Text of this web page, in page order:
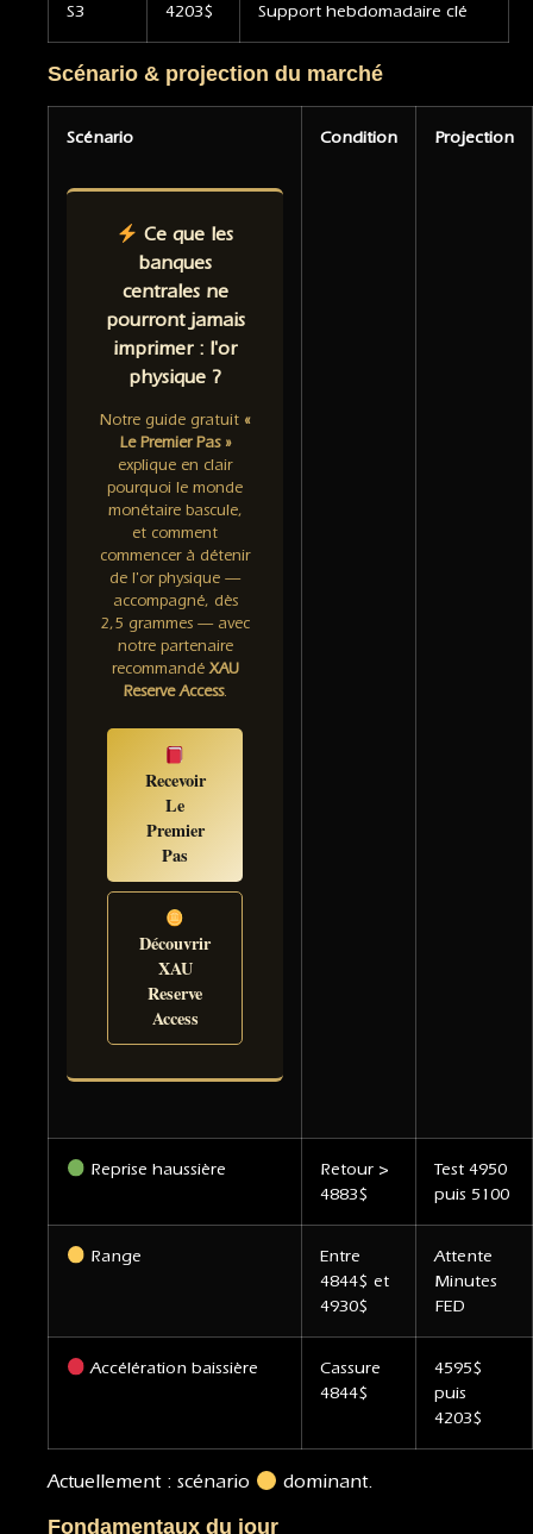
S3 4203$ Support hebdomadaire clé
Scénario & projection du marché
Scénario
Ce que les
banques
centrales ne
pourront jamais
imprimer : l'or
physique ?
Notre guide gratuit «
Le Premier Pas »
explique en clair
pourquoi le monde
monétaire bascule,
et comment
commencer à détenir
de l'or physique —
accompagné, dès
2,5 grammes — avec
notre partenaire
recommandéXAU
Reserve Access.
Recevoir
Le
Premier
Pas
Découvrir
XAU
Reserve
Access
Condition Projection
Reprise haussière
Retour >
4883$
Test 4950
puis 5100
Range
Entre
4844$ et
4930$
Attente
Minutes
FED
Accélération baissière
Cassure
4844$
4595$
puis
4203$
Actuellement : scénario dominant.
Fondamentaux du jour